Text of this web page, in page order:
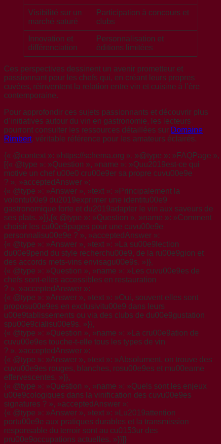
Visibilité sur un
marché saturé
Participation à concours et
clubs
Innovation et
différenciation
Personnalisation et
éditions limitées
Ces perspectives dessinent un avenir prometteur et
passionnant pour les chefs qui, en créant leurs propres
cuvées, réinventent la relation entre vin et cuisine à l’ère
contemporaine.
Pour approfondir ces sujets passionnants et découvrir plus
d’initiatives autour du vin en gastronomie, les lecteurs
pourront consulter les ressources détaillées sur Domaine
Rimbert, véritable référence pour les amateurs éclairés.
{« @context »: »https://schema.org », »@type »: »FAQPage
[{« @type »: »Question », »name »: »Quu2019est-ce qui
motive un chef u00e0 cru00e9er sa propre cuvu00e9e
? », »acceptedAnswer »:
{« @type »: »Answer », »text »: »Principalement la
volontu00e9 du2019exprimer une identitu00e9
gastronomique forte et du2019adapter le vin aux saveurs de
ses plats. »}},{« @type »: »Question », »name »: »Comment
choisir les cu00e9pages pour une cuvu00e9e
personnalisu00e9e ? », »acceptedAnswer »:
{« @type »: »Answer », »text »: »La su00e9lection
du00e9pend du style recherchu00e9, de la ru00e9gion et
des accords mets-vins envisagu00e9s. »}},
{« @type »: »Question », »name »: »Les cuvu00e9es de
chefs sont-elles accessibles en restauration
? », »acceptedAnswer »:
{« @type »: »Answer », »text »: »Oui, souvent elles sont
proposu00e9es en exclusivitu00e9 dans leurs
u00e9tablissements ou via des clubs de du00e9gustation
spu00e9cialisu00e9s. »}},
{« @type »: »Question », »name »: »La cru00e9ation de
cuvu00e9es touche-t-elle tous les types de vin
? », »acceptedAnswer »:
{« @type »: »Answer », »text »: »Absolument, on trouve des
cuvu00e9es rouges, blanches, rosu00e9es et mu00eame
effervescentes. »}},
{« @type »: »Question », »name »: »Quels sont les enjeux
u00e9cologiques dans la vinification des cuvu00e9es
signatures ? », »acceptedAnswer »:
{« @type »: »Answer », »text »: »Lu2019attention
portu00e9e aux pratiques durables et la transmission
responsable du terroir sont au cu0153ur des
pru00e9occupations actuelles. »}}]}